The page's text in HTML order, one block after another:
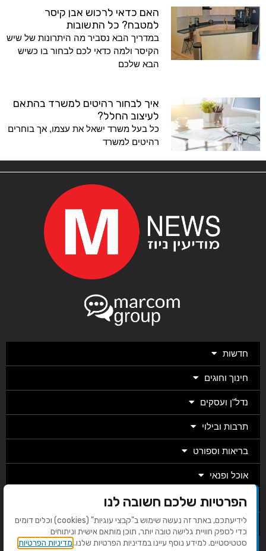
האם כדאי לרכוש אבן קיסר
למטבח? כל התשובות
במדריך הבא נסביר מה היתרונות של שיש
הקיסר ולמה כדאי לכם לבחור בו כשיש
הבא שלכם
איך לבחור רהיטים למשרד בהתאם
לעיצוב החלל?
כל בעל משרד ישאל את עצמו, אך בוחרים
רהיטים למשרד
חדשות
חינוך וחוגים
נדל"ן ועסקים
תרבות ובילוי
בריאות וספורט
אוכל ופנאי
מגזין
מערכת
הפרטיות שלכם חשובה לנו
לידיעתכם, באתר זה נעשה שימוש ב"קבצי עוגיות" (cookies) וכלים דומים
כדי לספק חוויית גלישה טובה יותר, תוכן מותאם אישית וניתוחים
סטטיסטיים. למידע נוסף עיינו במדיניות הפרטיות שלנו. מדיניות הפרטיות